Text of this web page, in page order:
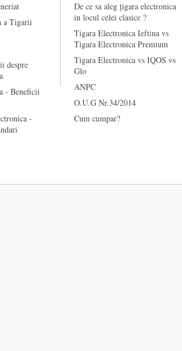
a Tigarii
despre
- Beneficii
-
De ce sa aleg țigara electronica
in locul celei clasice ?
Tigara Electronica Ieftina vs
Tigara Electronica Premium
Tigara Electronica vs IQOS vs
Glo
ANPC
O.U.G Nr.34/2014
Cum cumpar?